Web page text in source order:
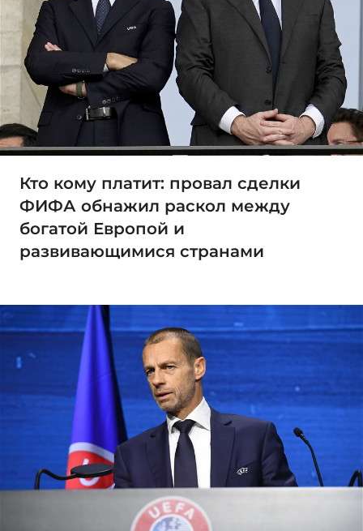
Кто кому платит: провал сделки
ФИФА обнажил раскол между
богатой Европой и
развивающимися странами